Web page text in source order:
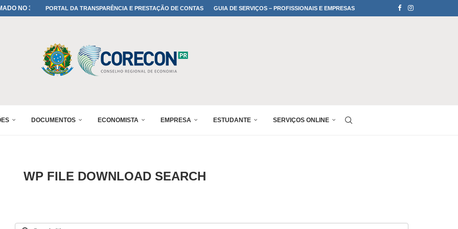
NO 30º ENESULPORTAL DA TRANSPARÊNCIA E PRESTAÇÃO DE CONTAS GUIA DE SERVIÇOS – PROFISSIONAIS E EMPRESAS
DOCUMENTOS ECONOMISTA EMPRESA ESTUDANTE SERVIÇOS ONLINE
WP FILE DOWNLOAD SEARCH